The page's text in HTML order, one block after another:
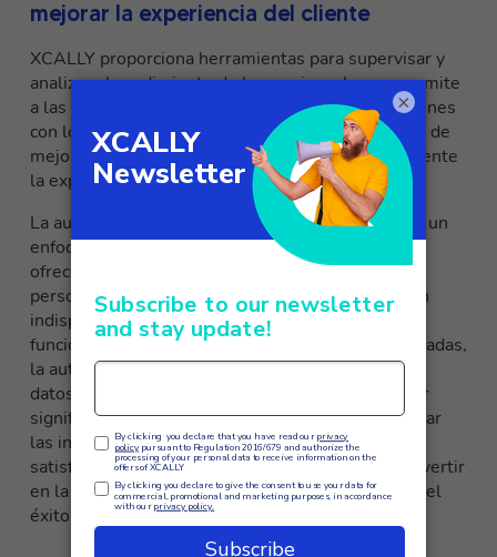
mejorar la experiencia del cliente
XCALLY proporciona herramientas para supervisar y
analizar el rendimiento de los equipos, lo que permite
a las empresas evaluar la eficacia de las interacciones
con los clientes. Esto les permite identificar áreas de
mejora, hacer correcciones y optimizar continuamente
la experiencia del cliente.
La automatización de la experiencia del cliente es un
enfoque estratégico que permite a las empresas
ofrecer una experiencia del cliente de alta calidad,
personalizada y eficiente. XCALLY es una solución
indispensable en este contexto, que ofrece
funcionalidades avanzadas para la gestión de llamadas,
la automatización de procesos y la integración de
datos. Con XCALLY, las empresas pueden mejorar
significativamente la eficacia operativa, personalizar
las interacciones con los clientes y aumentar su
satisfacción y fidelidad. Elegir XCALLY significa invertir
en la excelencia de la experiencia del cliente y en el
éxito a largo plazo.
×